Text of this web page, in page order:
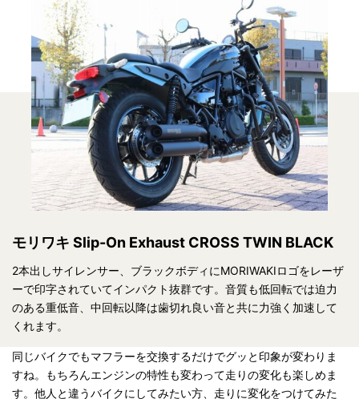
モリワキ Slip-On Exhaust CROSS TWIN BLACK
2本出しサイレンサー、ブラックボディにMORIWAKIロゴをレーザ
ーで印字されていてインパクト抜群です。音質も低回転では迫力
のある重低音、中回転以降は歯切れ良い音と共に力強く加速して
くれます。
同じバイクでもマフラーを交換するだけでグッと印象が変わりま
すね。もちろんエンジンの特性も変わって走りの変化も楽しめま
す。他人と違うバイクにしてみたい方、走りに変化をつけてみた